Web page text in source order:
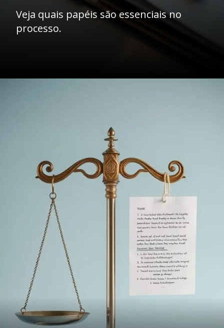
Veja quais papéis são essenciais no
processo.